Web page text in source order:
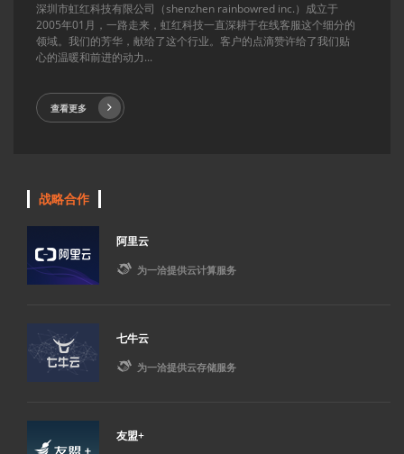
深圳市虹红科技有限公司（shenzhen rainbowred inc.）成立于
2005年01月，一路走来，虹红科技一直深耕于在线客服这个细分的
领域。我们的芳华，献给了这个行业。客户的点滴赞许给了我们贴
心的温暖和前进的动力...
查看更多
战略合作
阿里云
 为一洽提供云计算服务
七牛云
 为一洽提供云存储服务
友盟+